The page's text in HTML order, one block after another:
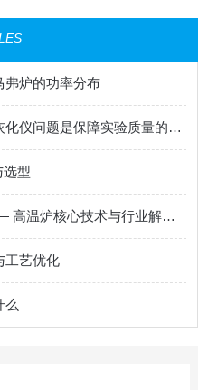
弗炉的功率分布
及时处理并解决生物样品灰化仪问题是保障实验质量的核心
选型
精准控温・可靠长寿命 —— 高温炉核心技术与行业解决方案
工艺优化
么